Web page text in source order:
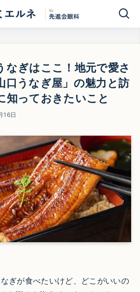
なぎはここ！地元で愛さ
口うなぎ屋」の魅力と訪
知っておきたいこと
16日
なぎが食べたいけど、どこがいいの